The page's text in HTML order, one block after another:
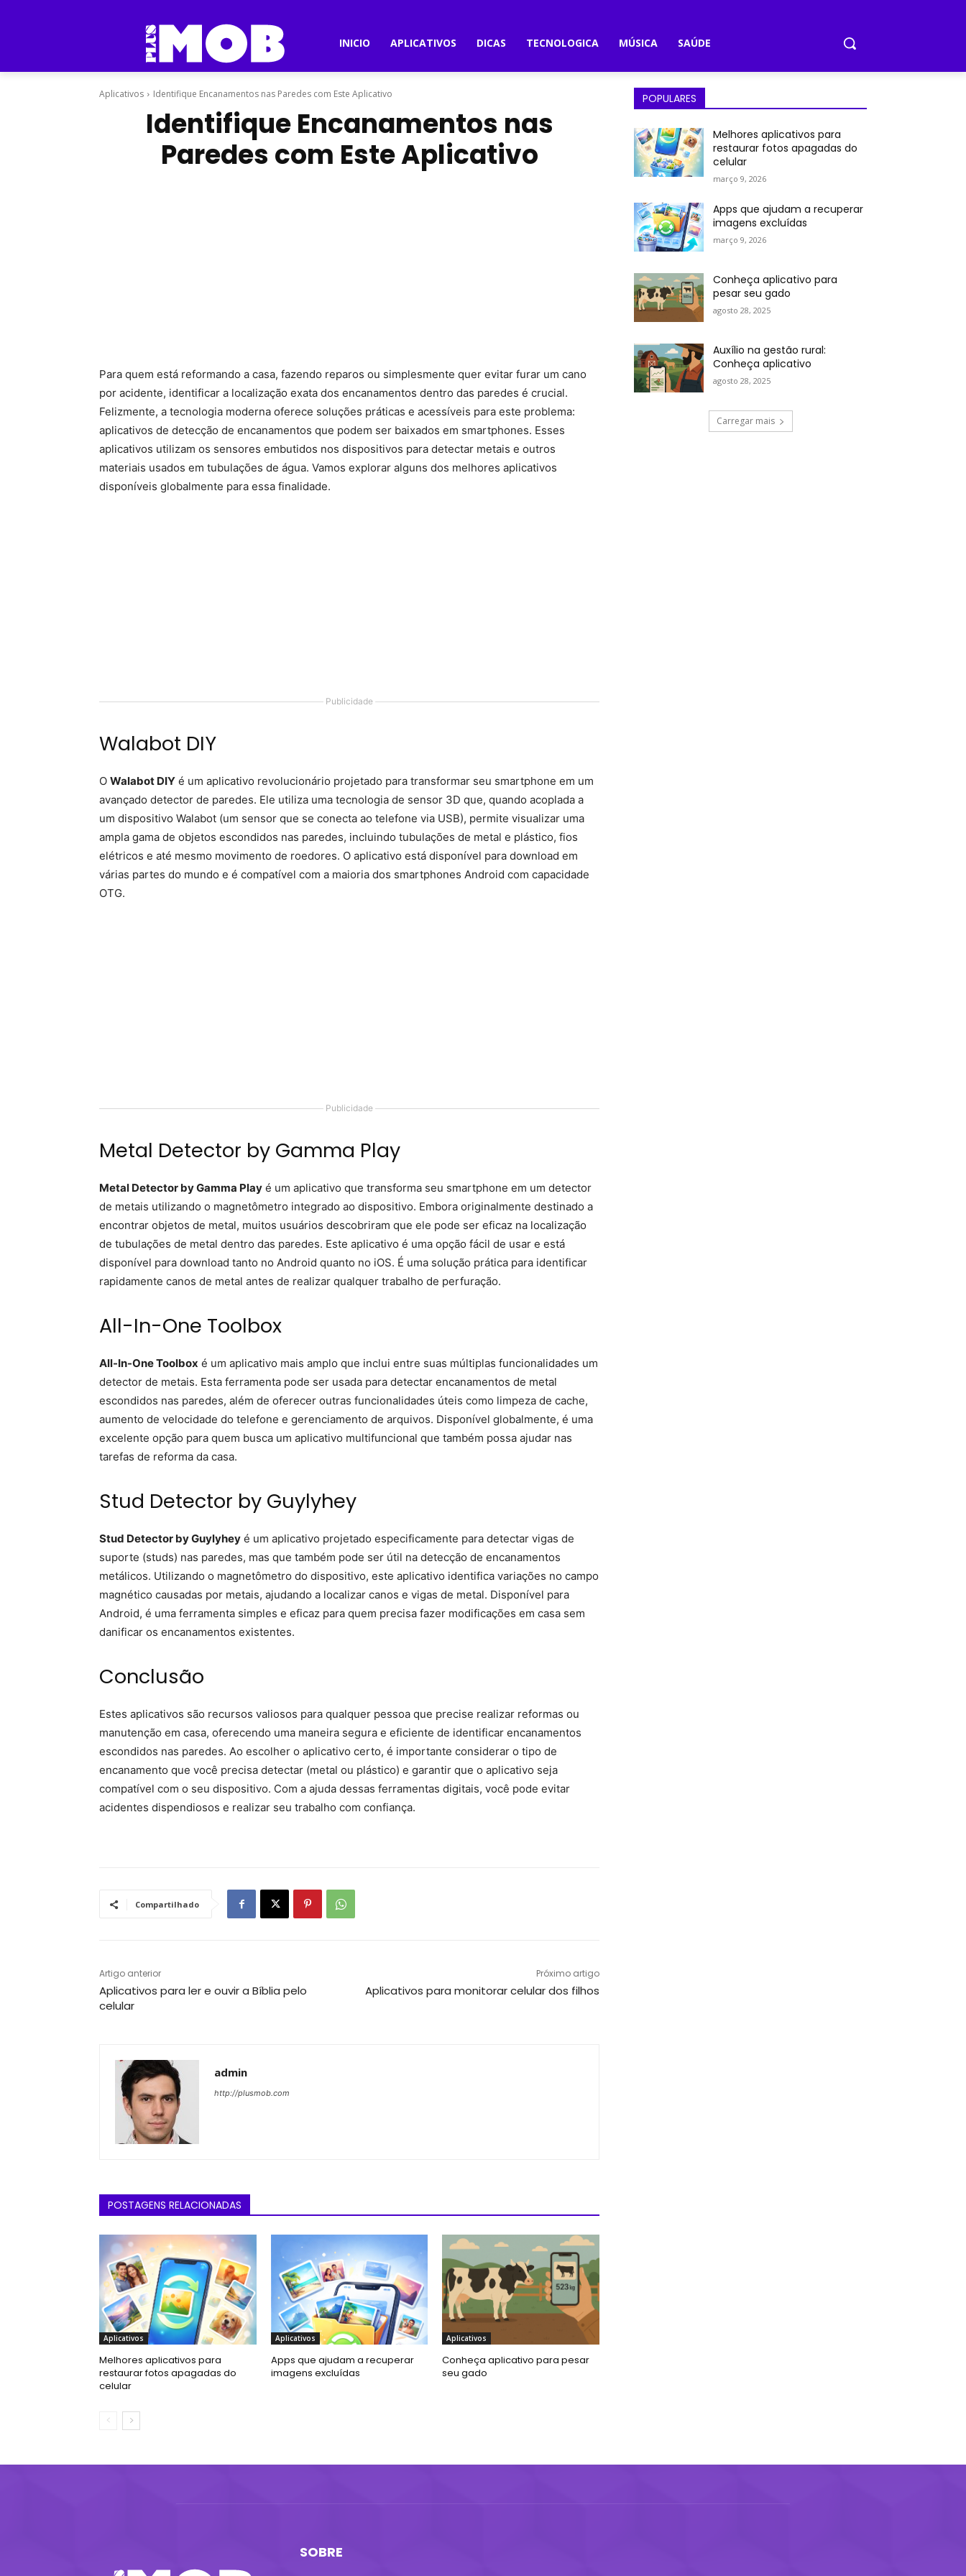
INICIO APLICATIVOS DICAS TECNOLOGICA MÚSICA SAÚDE
Aplicativos Identifique Encanamentos nas Paredes com Este Aplicativo
Identifique Encanamentos nas
Paredes com Este Aplicativo
Para quem está reformando a casa, fazendo reparos ou simplesmente quer evitar furar um cano
por acidente, identificar a localização exata dos encanamentos dentro das paredes é crucial.
Felizmente, a tecnologia moderna oferece soluções práticas e acessíveis para este problema:
aplicativos de detecção de encanamentos que podem ser baixados em smartphones. Esses
aplicativos utilizam os sensores embutidos nos dispositivos para detectar metais e outros
materiais usados em tubulações de água. Vamos explorar alguns dos melhores aplicativos
disponíveis globalmente para essa finalidade.
Publicidade
Walabot DIY
O Walabot DIY é um aplicativo revolucionário projetado para transformar seu smartphone em um
avançado detector de paredes. Ele utiliza uma tecnologia de sensor 3D que, quando acoplada a
um dispositivo Walabot (um sensor que se conecta ao telefone via USB), permite visualizar uma
ampla gama de objetos escondidos nas paredes, incluindo tubulações de metal e plástico, fios
elétricos e até mesmo movimento de roedores. O aplicativo está disponível para download em
várias partes do mundo e é compatível com a maioria dos smartphones Android com capacidade
OTG.
Publicidade
Metal Detector by Gamma Play
Metal Detector by Gamma Play é um aplicativo que transforma seu smartphone em um detector
de metais utilizando o magnetômetro integrado ao dispositivo. Embora originalmente destinado a
encontrar objetos de metal, muitos usuários descobriram que ele pode ser eficaz na localização
de tubulações de metal dentro das paredes. Este aplicativo é uma opção fácil de usar e está
disponível para download tanto no Android quanto no iOS. É uma solução prática para identificar
rapidamente canos de metal antes de realizar qualquer trabalho de perfuração.
All-In-One Toolbox
All-In-One Toolbox é um aplicativo mais amplo que inclui entre suas múltiplas funcionalidades um
detector de metais. Esta ferramenta pode ser usada para detectar encanamentos de metal
escondidos nas paredes, além de oferecer outras funcionalidades úteis como limpeza de cache,
aumento de velocidade do telefone e gerenciamento de arquivos. Disponível globalmente, é uma
excelente opção para quem busca um aplicativo multifuncional que também possa ajudar nas
tarefas de reforma da casa.
Stud Detector by Guylyhey
Stud Detector by Guylyhey é um aplicativo projetado especificamente para detectar vigas de
suporte (studs) nas paredes, mas que também pode ser útil na detecção de encanamentos
metálicos. Utilizando o magnetômetro do dispositivo, este aplicativo identifica variações no campo
magnético causadas por metais, ajudando a localizar canos e vigas de metal. Disponível para
Android, é uma ferramenta simples e eficaz para quem precisa fazer modificações em casa sem
danificar os encanamentos existentes.
Conclusão
Estes aplicativos são recursos valiosos para qualquer pessoa que precise realizar reformas ou
manutenção em casa, oferecendo uma maneira segura e eficiente de identificar encanamentos
escondidos nas paredes. Ao escolher o aplicativo certo, é importante considerar o tipo de
encanamento que você precisa detectar (metal ou plástico) e garantir que o aplicativo seja
compatível com o seu dispositivo. Com a ajuda dessas ferramentas digitais, você pode evitar
acidentes dispendiosos e realizar seu trabalho com confiança.
Compartilhado
Artigo anterior
Aplicativos para ler e ouvir a Bíblia pelo
celular
Próximo artigo
Aplicativos para monitorar celular dos filhos
admin
http://plusmob.com
POSTAGENS RELACIONADAS
Aplicativos
Melhores aplicativos para
restaurar fotos apagadas do
celular
Aplicativos
Apps que ajudam a recuperar
imagens excluídas
Aplicativos
Conheça aplicativo para pesar
seu gado
POPULARES
Melhores aplicativos para
restaurar fotos apagadas do
celular
março 9, 2026
Apps que ajudam a recuperar
imagens excluídas
março 9, 2026
Conheça aplicativo para
pesar seu gado
agosto 28, 2025
Auxílio na gestão rural:
Conheça aplicativo
agosto 28, 2025
Carregar mais
SOBRE